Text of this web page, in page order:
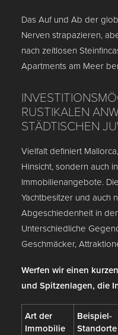
Das Auf und Ab der
Nerven strapazieren,
nach zeitlosen
Apartments am Meer
RUSTIKALEN
STÄDTISCHEN
Vielfalt definiert
Hinsicht, sondern auch
Immobilienangebote.
Yachtbesitzer und auch
Abgeschiedenheit in
Unterschiedliche
Geschmäcker,
Werfen wir einen
und Spitzenlagen, die
Art der
Immobilie
Beispiel-
Standorte